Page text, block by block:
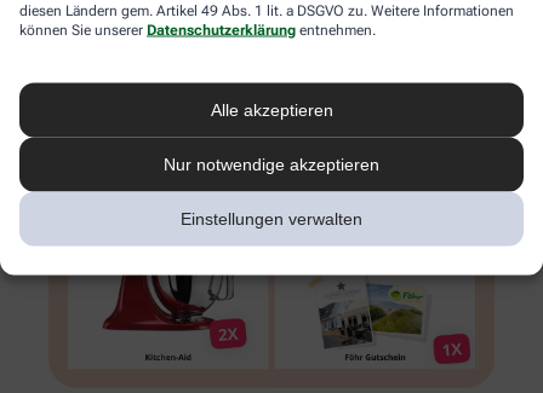
diesen Ländern gem. Artikel 49 Abs. 1 lit. a DSGVO zu. Weitere Informationen
können Sie unserer Datenschutzerklärung entnehmen.
Alle akzeptieren
Nur notwendige akzeptieren
Einstellungen verwalten
Sie erwarten folgende Gewinne: